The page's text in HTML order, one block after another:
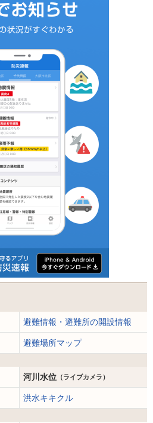
避難情報・避難所の開設情報
避難場所マップ
河川水位 （ライブカメラ）
洪水キキクル